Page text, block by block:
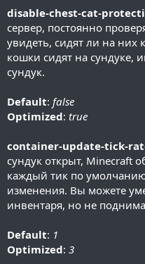
disable-chest-cat-
сервер, постоянно
увидеть, сидят ли на
кошки сидят на сундуке,
сундук.
Default: false
Optimized: true
container-update-tick-
сундук открыт, Minecraft
каждый тик по
изменения. Вы можете
инвентаря, но не
Default: 1
Optimized: 3